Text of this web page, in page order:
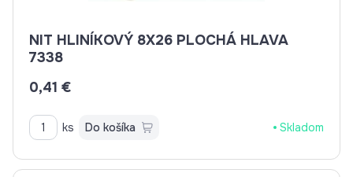
NIT HLINÍKOVÝ 8X26 PLOCHÁ HLAVA
7338
0,41 €
ks Do košíka Skladom